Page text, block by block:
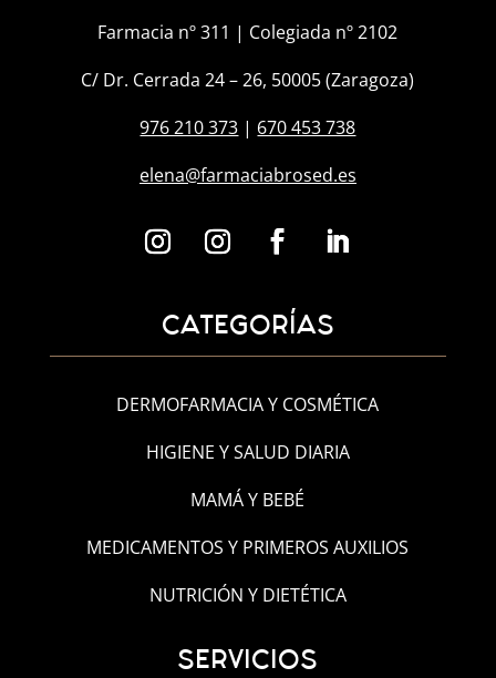
Farmacia nº 311 | Colegiada nº 2102
C/ Dr. Cerrada 24 – 26, 50005 (Zaragoza)
976 210 373 | 670 453 738
elena@farmaciabrosed.es
CATEGORÍAS
DERMOFARMACIA Y COSMÉTICA
HIGIENE Y SALUD DIARIA
MAMÁ Y BEBÉ
MEDICAMENTOS Y PRIMEROS AUXILIOS
NUTRICIÓN Y DIETÉTICA
SERVICIOS